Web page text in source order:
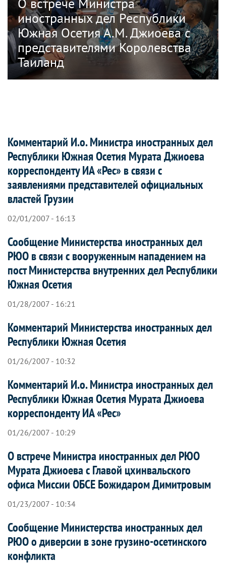
иностранных дел Республики
Южная Осетия А.М. Джиоева с
представителями Королевства
Таиланд
Комментарий И.о. Министра иностранных дел
Республики Южная Осетия Мурата Джиоева
корреспонденту ИА «Рес» в связи с
заявлениями представителей официальных
властей Грузии
02/01/2007 - 16:13
Сообщение Министерства иностранных дел
РЮО в связи с вооруженным нападением на
пост Министерства внутренних дел Республики
Южная Осетия
01/28/2007 - 16:21
Комментарий Министерства иностранных дел
Республики Южная Осетия
01/26/2007 - 10:32
Комментарий И.о. Министра иностранных дел
Республики Южная Осетия Мурата Джиоева
корреспонденту ИА «Рес»
01/26/2007 - 10:29
О встрече Министра иностранных дел РЮО
Мурата Джиоева с Главой цхинвальского
офиса Миссии ОБСЕ Божидаром Димитровым
01/23/2007 - 10:34
Сообщение Министерства иностранных дел
РЮО о диверсии в зоне грузино-осетинского
конфликта